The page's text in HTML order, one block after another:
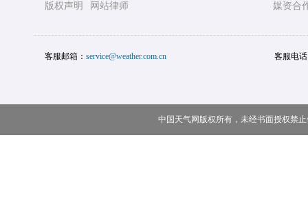
版权声明
网站律师
媒资合
客服邮箱： service@weather.com.cn 客服电
中国天气网版权所有，未经书面授权